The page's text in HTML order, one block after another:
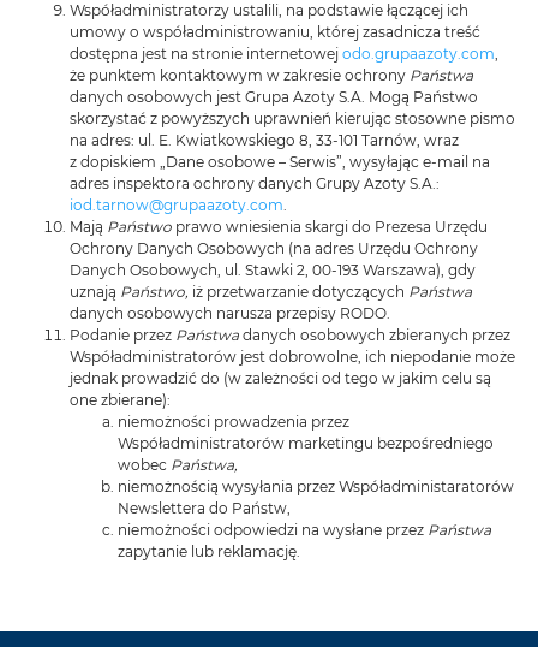
Współadministratorzy ustalili, na podstawie łączącej ich
umowy o współadministrowaniu, której zasadnicza treść
dostępna jest na stronie internetowej odo.grupaazoty.com,
że punktem kontaktowym w zakresie ochrony Państwa
danych osobowych jest Grupa Azoty S.A. Mogą Państwo
skorzystać z powyższych uprawnień kierując stosowne pismo
na adres: ul. E. Kwiatkowskiego 8, 33-101 Tarnów, wraz
z dopiskiem „Dane osobowe – Serwis”, wysyłając e-mail na
adres inspektora ochrony danych Grupy Azoty S.A.:
iod.tarnow@grupaazoty.com.
Mają Państwoprawo wniesienia skargi do Prezesa Urzędu
Ochrony Danych Osobowych (na adres Urzędu Ochrony
Danych Osobowych, ul. Stawki 2, 00-193 Warszawa), gdy
uznają Państwo, iż przetwarzanie dotyczących Państwa
danych osobowych narusza przepisy RODO.
Podanie przez Państwadanych osobowych zbieranych przez
Współadministratorów jest dobrowolne, ich niepodanie może
jednak prowadzić do (w zależności od tego w jakim celu są
one zbierane):
niemożności prowadzenia przez
Współadministratorów marketingu bezpośredniego
wobec Państwa,
niemożnością wysyłania przez Współadministaratorów
Newslettera do Państw,
niemożności odpowiedzi na wysłane przez Państwa
zapytanie lub reklamację.